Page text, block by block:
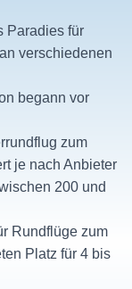
Paradies für
verschiedenen
begann vor
zum
je nach Anbieter
200 und
Rundflüge zum
Platz für 4 bis